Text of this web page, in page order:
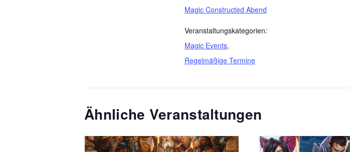
Magic Constructed Abend
Veranstaltungskategorien:
Magic Events,
Regelmäßige Termine
Ähnliche Veranstaltungen